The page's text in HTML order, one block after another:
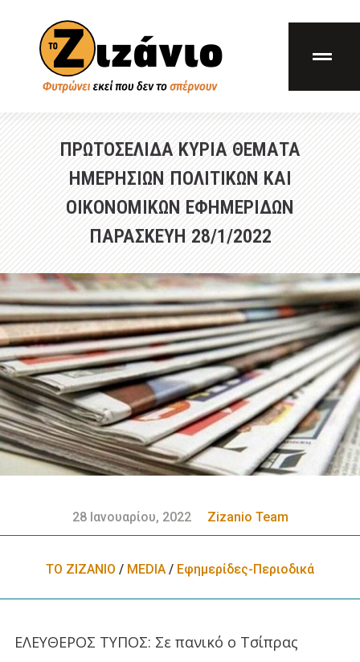
ΠΡΩΤΟΣΕΛΙΔΑ ΚΥΡΙΑ ΘΕΜΑΤΑ
ΗΜΕΡΗΣΙΩΝ ΠΟΛΙΤΙΚΩΝ ΚΑΙ
ΟΙΚΟΝΟΜΙΚΩΝ ΕΦΗΜΕΡΙΔΩΝ
ΠΑΡΑΣΚΕΥΗ 28/1/2022
28 Ιανουαρίου, 2022 Zizanio Team
ΤΟ ΖΙΖΑΝΙΟ / MEDIA / Εφημερίδες-Περιοδικά
ΕΛΕΥΘΕΡΟΣ ΤΥΠΟΣ: Σε πανικό ο Τσίπρας